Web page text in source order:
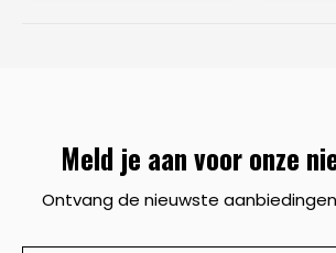
Meld je aan voor onze
Ontvang de nieuwste